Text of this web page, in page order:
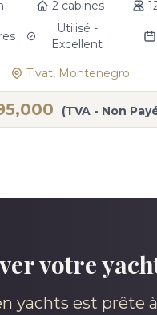
2 cabines
Utilisé -
Excellent
Tivat, Montenegro
(TVA - Non
votre
yachts est prête